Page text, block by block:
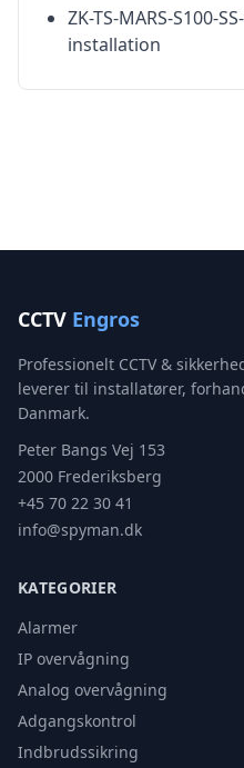
ZK-TS-MARS-S100-
installation
CCTV Engros
Professionelt CCTV &
leverer til installatører,
Danmark.
Peter Bangs Vej 153
2000 Frederiksberg
+45 70 22 30 41
info@spyman.dk
KATEGORIER
Alarmer
IP overvågning
Analog overvågning
Adgangskontrol
Indbrudssikring